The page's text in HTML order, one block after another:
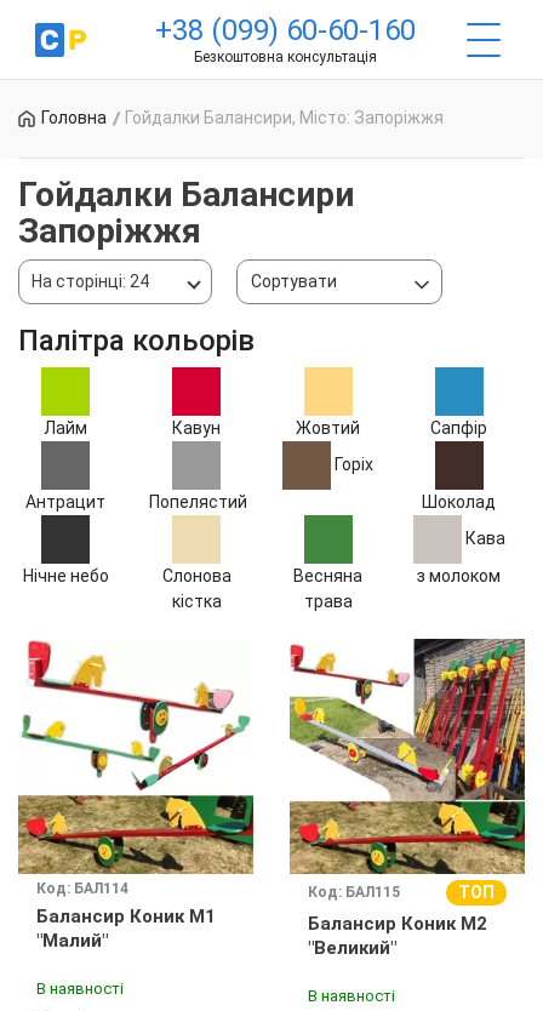
+38 (099) 60-60-160
Безкоштовна консультація
Головна Гойдалки Балансири, Місто: Запоріжжя
Гойдалки Балансири
Запоріжжя
На сторінці: 24 Сортувати
Палітра кольорів
Лайм Кавун Жовтий Сапфір
Антрацит Попелястий
Горіх
Шоколад
Нічне небо
Слонова
кістка
Весняна
трава
Кава
з молоком
Код: БАЛ114
Балансир Коник М1
"Малий"
В наявності
Код: БАЛ115 ТОП
Балансир Коник М2
"Великий"
В наявності